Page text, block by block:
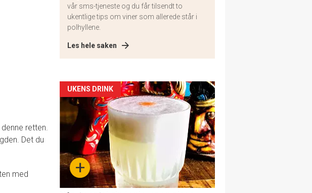
retten.
Det du
med
vår sms-tjeneste og du får tilsendt to
ukentlige tips om viner som allerede står i
polhyllene.
Les hele saken
Artikler
detail
section
11+
UKENS DRINK